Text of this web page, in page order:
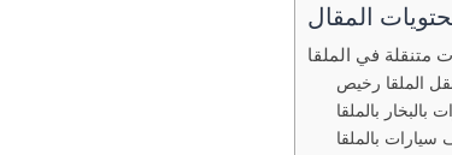
المقال
في الملقا
الملقا رخيص
بالملقا
بالملقا